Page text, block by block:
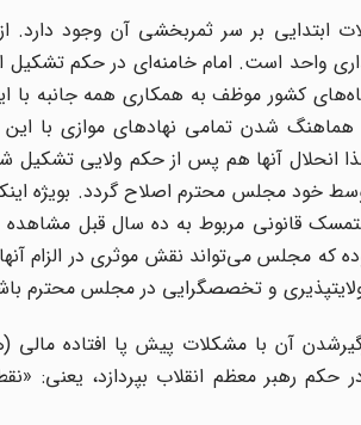
هنوز مشکلات ابتدایی بر سر ثمربخشی آن وجود
واحد است. امام خامنه‌ای در حکم تشکیل
کشور موظف به همکاری همه جانبه با
شدن تمامی نهادهای موازی با
انحلال آنها هم پس از حکم ولایی تشکیل
خود مجلس محترم اصلاح گردد. بویژه
قانونی مربوط به ده سال قبل
که مجلس می‌تواند نقش موثری در الزام
و تخصصگرایی در مجلس محترم
آن با مشکلات پیش پا افتاده
رهبر معظم انقلاب بپردازد، یعنی: